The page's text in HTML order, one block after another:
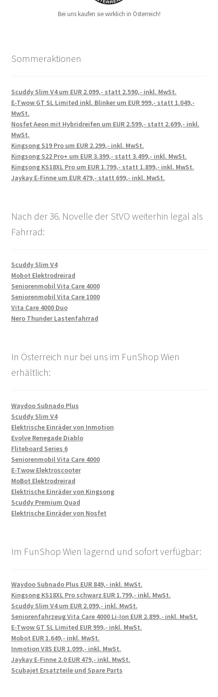
Bei uns kaufen sie wirklich in Österreich!
Sommeraktionen
Scuddy Slim V4 um EUR 2.099,- statt 2.590,- inkl. MwSt.
E-Twow GT SL Limited inkl. Blinker um EUR 999,- statt 1.049,-
MwSt.
Nosfet Aeon mit Hybridreifen um EUR 2.599,- statt 2.699,- inkl.
MwSt.
Kingsong S19 Pro um EUR 2.299,- inkl. MwSt.
Kingsong S22 Pro+ um EUR 3.399,- statt 3.499,- inkl. MwSt.
Kingsong KS18XL Pro um EUR 1.799,- statt 1.899,- inkl. MwSt.
Jaykay E-Finne um EUR 479,- statt 699,- inkl. MwSt.
Nach der 36. Novelle der StVO weiterhin legal als
Fahrrad:
Scuddy Slim V4
Mobot Elektrodreirad
Seniorenmobil Vita Care 4000
Seniorenmobil Vita Care 1000
Vita Care 4000 Duo
Nero Thunder Lastenfahrrad
In Österreich nur bei uns im FunShop Wien
erhältlich:
Waydoo Subnado Plus
Scuddy Slim V4
Elektrische Einräder von Inmotion
Evolve Renegade Diablo
Fliteboard Series 6
Seniorenmobil Vita Care 4000
E-Twow Elektroscooter
MoBot Elektrodreirad
Elektrische Einräder von Kingsong
Scuddy Premium Quad
Elektrische Einräder von Nosfet
Im FunShop Wien lagernd und sofort verfügbar:
Waydoo Subnado Plus EUR 849,- inkl. MwSt.
Kingsong KS18XL Pro schwarz EUR 1.799,- inkl. MwSt.
Scuddy Slim V4 um EUR 2.099,- inkl. MwSt.
Seniorenfahrzeug Vita Care 4000 Li-Ion EUR 2.899,- inkl. MwSt.
E-Twow GT SL Limited EUR 999,- inkl. MwSt.
Mobot EUR 1.649,- inkl. MwSt.
Inmotion V8S EUR 1.099,- inkl. MwSt.
Jaykay E-Finne 2.0 EUR 479,- inkl. MwSt.
Scubajet Ersatzteile und Spare Parts